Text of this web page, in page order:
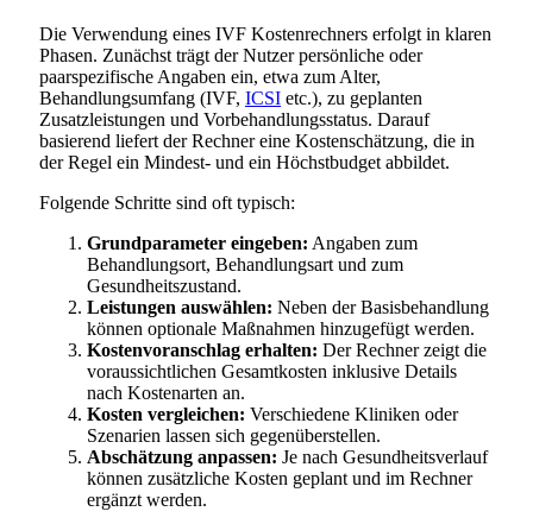
Die Verwendung eines IVF Kostenrechners erfolgt in klaren
Phasen. Zunächst trägt der Nutzer persönliche oder
paarspezifische Angaben ein, etwa zum Alter,
Behandlungsumfang (IVF, ICSI etc.), zu geplanten
Zusatzleistungen und Vorbehandlungsstatus. Darauf
basierend liefert der Rechner eine Kostenschätzung, die in
der Regel ein Mindest- und ein Höchstbudget abbildet.
Folgende Schritte sind oft typisch:
Grundparameter eingeben: Angaben zum
Behandlungsort, Behandlungsart und zum
Gesundheitszustand.
Leistungen auswählen: Neben der Basisbehandlung
können optionale Maßnahmen hinzugefügt werden.
Kostenvoranschlag erhalten: Der Rechner zeigt die
voraussichtlichen Gesamtkosten inklusive Details
nach Kostenarten an.
Kosten vergleichen: Verschiedene Kliniken oder
Szenarien lassen sich gegenüberstellen.
Abschätzung anpassen: Je nach Gesundheitsverlauf
können zusätzliche Kosten geplant und im Rechner
ergänzt werden.